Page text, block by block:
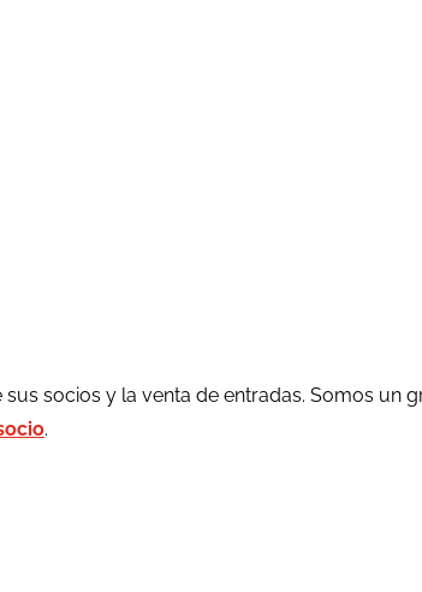
socios y la venta de entradas. Somos
.